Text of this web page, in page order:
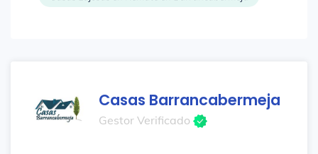
Casas Barrancabermeja
Gestor Verificado